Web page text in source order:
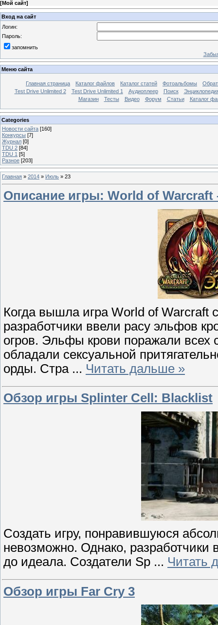
[Мой сайт]
Вход на сайт
Логин:
Пароль:
запомнить
Меню сайта
Главная страница Каталог файлов Каталог статей Фотоальбомы
Test Drive Unlimited 2
Test Drive Unlimited 1 Аудиоплеер Поиск
Магазин
Тесты Видео Форум Статьи Каталог
Categories
Новости сайта [160]
Конкурсы [7]
Журнал [0]
TDU 2 [84]
TDU 1 [5]
Разное [203]
Главная » 2014 » Июль » 23
Описание игры: World of
Когда вышла игра World of Warcraft
разработчики ввели расу эльфов
огров. Эльфы крови поражали всех
обладали сексуальной
орды. Стра ... Читать дальше »
Обзор игры Splinter Cell: Blacklist
Создать игру, понравившуюся
невозможно. Однако, разработчики
до идеала. Создатели Sp ... Читать
Обзор игры Far Cry 3